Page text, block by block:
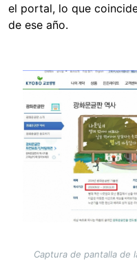
el portal, lo que
de ese año.
Image
Captura de pantalla de